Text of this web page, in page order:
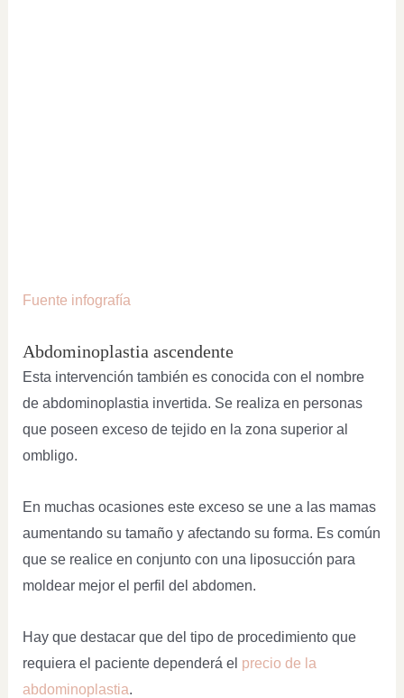
Fuente infografía
Abdominoplastia ascendente
Esta intervención también es conocida con el nombre
de abdominoplastia invertida. Se realiza en personas
que poseen exceso de tejido en la zona superior al
ombligo.
En muchas ocasiones este exceso se une a las mamas
aumentando su tamaño y afectando su forma. Es común
que se realice en conjunto con una liposucción para
moldear mejor el perfil del abdomen.
Hay que destacar que del tipo de procedimiento que
requiera el paciente dependerá el precio de la
abdominoplastia.